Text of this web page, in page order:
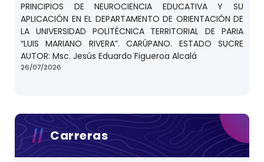
PRINCIPIOS DE NEUROCIENCIA EDUCATIVA Y SU
APLICACIÓN EN EL DEPARTAMENTO DE ORIENTACIÓN DE
LA UNIVERSIDAD POLITÉCNICA TERRITORIAL DE PARIA
“LUIS MARIANO RIVERA”. CARÚPANO. ESTADO SUCRE
AUTOR: Msc. Jesús Eduardo Figueroa Alcalá
26/07/2026
Carreras